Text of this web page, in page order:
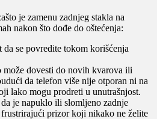
je zamenu zadnjeg stakla na
nakon što dođe do oštećenja:
da se povredite tokom korišćenja
može dovesti do novih kvarova ili
da telefon više nije otporan ni na
lako mogu prodreti u unutrašnjost.
je napuklo ili slomljeno zadnje
prizor koji nikako ne želite